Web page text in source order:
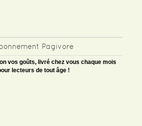
Pagivore
vos goûts, livré chez vous chaque mois
lecteurs de tout âge !